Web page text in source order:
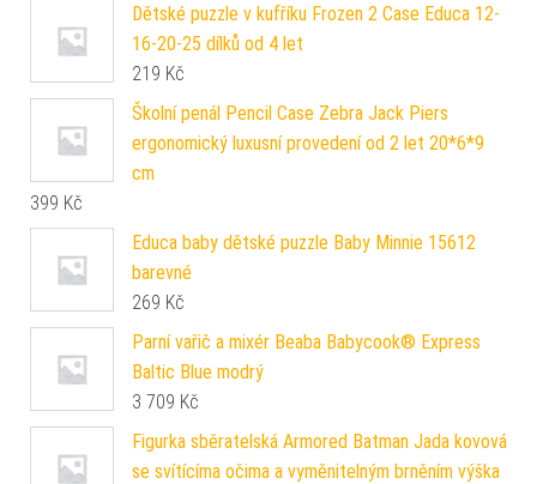
Dětské puzzle v kufříku Frozen 2 Case Educa 12-
16-20-25 dílků od 4 let
219 Kč
Školní penál Pencil Case Zebra Jack Piers
ergonomický luxusní provedení od 2 let 20*6*9
cm
399 Kč
Educa baby dětské puzzle Baby Minnie 15612
barevné
269 Kč
Parní vařič a mixér Beaba Babycook® Express
Baltic Blue modrý
3 709 Kč
Figurka sběratelská Armored Batman Jada kovová
se svítícíma očima a vyměnitelným brněním výška